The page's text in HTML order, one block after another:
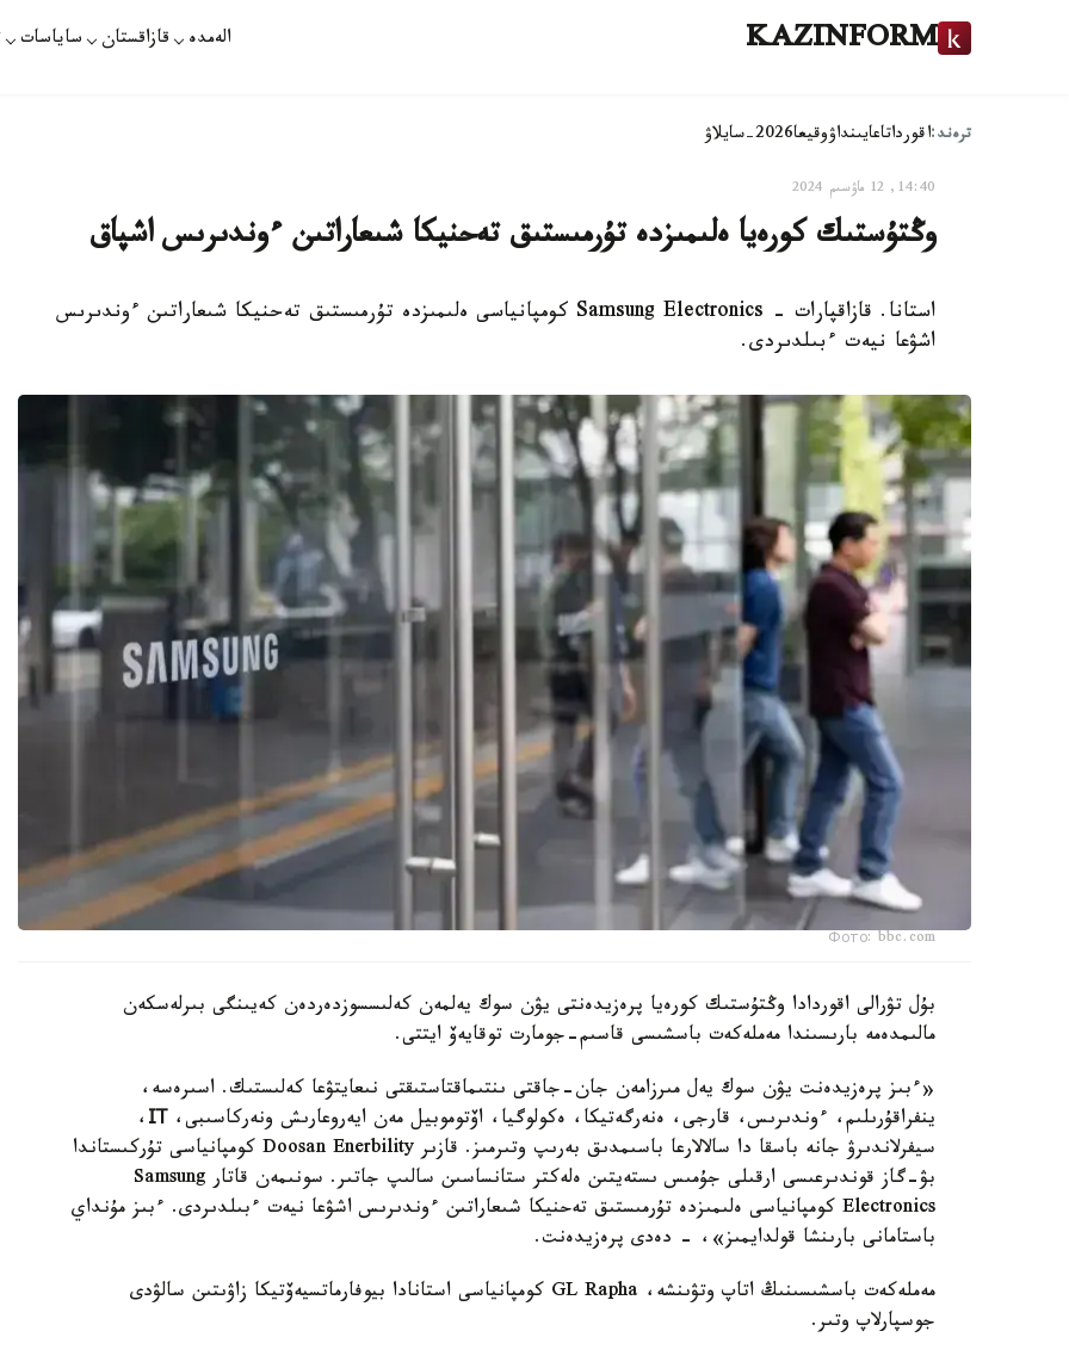
KAZINFORM الەمدە قازاقستان ساياسات
ترەند:اقورداتاعايىنداۋوقيعا2026-سايلاۋ
14:40, 12 ماۋسىم 2024
وڭتۇستىك كورەيا ەلىمىزدە تۇرمىستىق تەحنيكا شىعاراتىن ءوندىرىس اشپاق
استانا. قازاقپارات - Samsung Electronics كومپانياسى ەلىمىزدە تۇرمىستىق تەحنيكا شىعاراتىن ءوندىرىس
اشۋعا نيەت ءبىلدىردى.
Фото: bbc.com
بۇل تۋرالى اقوردادا وڭتۇستىك كورەيا پرەزيدەنتى يۋن سوك يەلمەن كەلىسسوزدەردەن كەيىنگى بىرلەسكەن
مالىمدەمە بارىسىندا مەملەكەت باسشىسى قاسىم-جومارت توقايەۆ ايتتى.
«ءبىز پرەزيدەنت يۋن سوك يەل مىرزامەن جان-جاقتى ىنتىماقتاستىقتى نىعايتۋعا كەلىستىك. اسىرەسە،
ينفراقۇرىلىم، ءوندىرىس، قارجى، ەنەرگەتيكا، ەكولوگيا، اۆتوموبيل مەن ايەروعارىش ونەركاسىبى،ІТ ،
سيفرلاندىرۋ جانە باسقا دا سالالارعا باسىمدىق بەرىپ وتىرمىز. قازىر Doosan Enerbility كومپانياسى تۇركىستاندا
بۋ-گاز قوندىرعىسى ارقىلى جۇمىس ىستەيتىن ەلەكتر ستانساسىن سالىپ جاتىر. سونىمەن قاتار Samsung
Electronics كومپانياسى ەلىمىزدە تۇرمىستىق تەحنيكا شىعاراتىن ءوندىرىس اشۋعا نيەت ءبىلدىردى. ءبىز مۇنداي
باستامانى بارىنشا قولدايمىز»، - دەدى پرەزيدەنت.
مەملەكەت باسشىسىنىڭ اتاپ وتۋىنشە، GL Rapha كومپانياسى استانادا بيوفارماتسيەۆتيكا زاۋىتىن سالۋدى
جوسپارلاپ وتىر.